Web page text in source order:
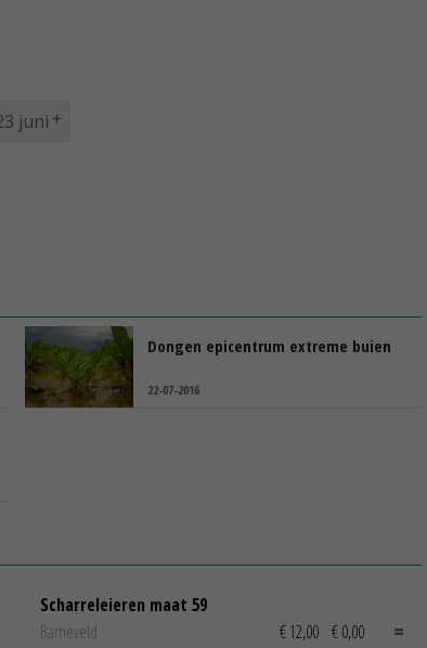
juni
Dongen epicentrum extreme buien
22-07-2016
Scharreleieren maat 59
Barneveld
€ 12,00 € 0,00